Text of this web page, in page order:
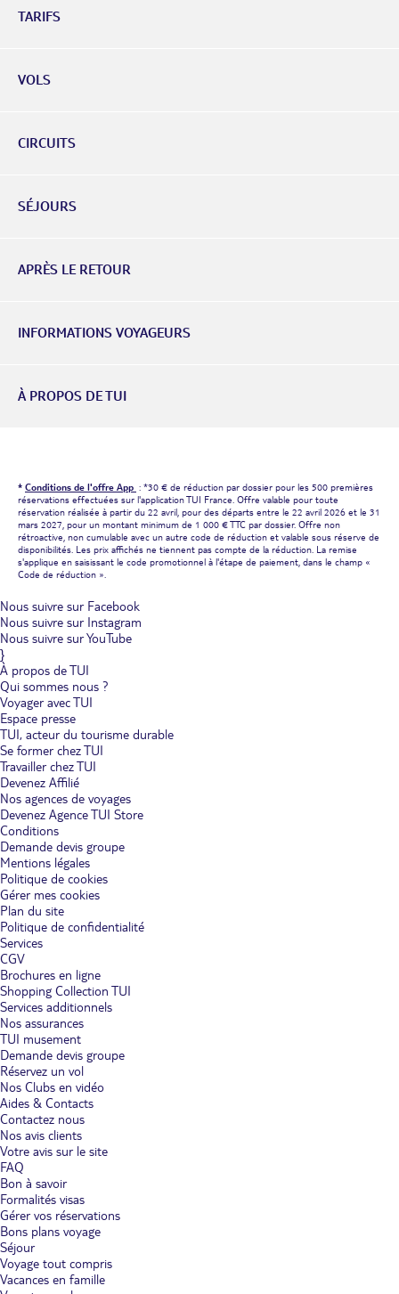
TARIFS
VOLS
CIRCUITS
SÉJOURS
APRÈS LE RETOUR
INFORMATIONS VOYAGEURS
À PROPOS DE TUI
* Conditions de l'offre App : *30 € de réduction par dossier pour les 500 premières
réservations effectuées sur l'application TUI France. Offre valable pour toute
réservation réalisée à partir du 22 avril, pour des départs entre le 22 avril 2026 et le 31
mars 2027, pour un montant minimum de 1 000 € TTC par dossier. Offre non
rétroactive, non cumulable avec un autre code de réduction et valable sous réserve de
disponibilités. Les prix affichés ne tiennent pas compte de la réduction. La remise
s'applique en saisissant le code promotionnel à l'étape de paiement, dans le champ «
Code de réduction ».
Nous suivre sur Facebook
Nous suivre sur Instagram
Nous suivre sur YouTube
}
À propos de TUI
Qui sommes nous ?
Voyager avec TUI
Espace presse
TUI, acteur du tourisme durable
Se former chez TUI
Travailler chez TUI
Devenez Affilié
Nos agences de voyages
Devenez Agence TUI Store
Conditions
Demande devis groupe
Mentions légales
Politique de cookies
Gérer mes cookies
Plan du site
Politique de confidentialité
Services
CGV
Brochures en ligne
Shopping Collection TUI
Services additionnels
Nos assurances
TUI musement
Demande devis groupe
Réservez un vol
Nos Clubs en vidéo
Aides & Contacts
Contactez nous
Nos avis clients
Votre avis sur le site
FAQ
Bon à savoir
Formalités visas
Gérer vos réservations
Bons plans voyage
Séjour
Voyage tout compris
Vacances en famille